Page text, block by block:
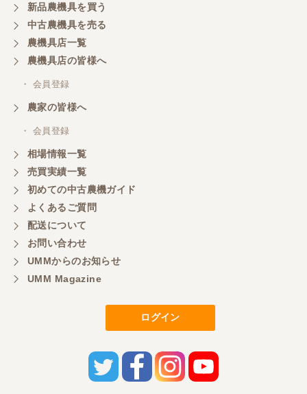
三重県／山本
共立シュレッターを受け取りました。 状態は問題な
く、エンジンも調子がよさそうです。 ありがとうご
ざいました。
三重県／
嫌な顔をせずに一生懸命頑張ってくれる中山さんに
感謝しています。ここで3台買いましたが、これから
もよろしくお願いしたいです。
三重県／
初めてコンバインを買いに行ったのですが、とても
明るい方に担当していただき細かく説明して下さっ
てとても嬉しかったです。
担当さんの説明が丁寧で分かりやすく、急な要望に
も迅速に対応して頂き非常に助かりました。
三重県／
新品農機具を買う
中古農機具を売る
農機具店一覧
農機具店の皆様へ
・ 会員登録
農家の皆様へ
・ 会員登録
相場情報一覧
売買実績一覧
初めての中古農機ガイド
よくあるご質問
配送について
お問い合わせ
UMMからのお知らせ
UMM Magazine
ログイン